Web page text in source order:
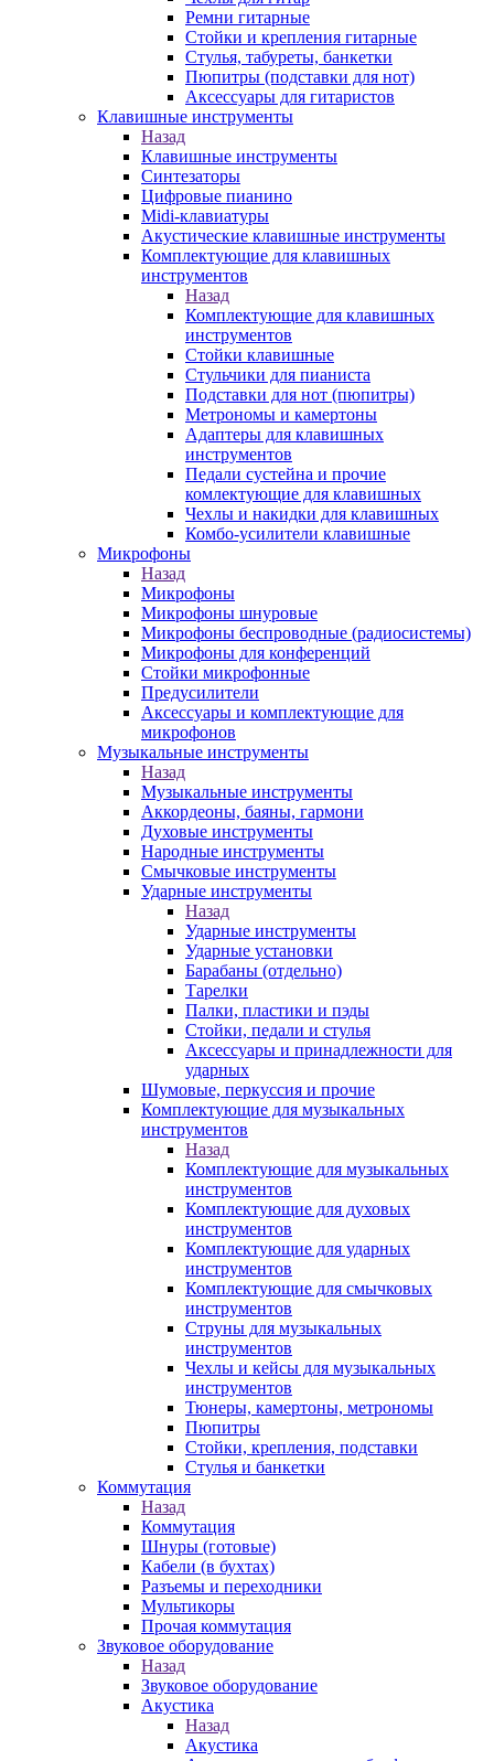
Ремни гитарные
Стойки и крепления гитарные
Стулья, табуреты, банкетки
Пюпитры (подставки для нот)
Аксессуары для гитаристов
Клавишные инструменты
Назад
Клавишные инструменты
Синтезаторы
Цифровые пианино
Midi-клавиатуры
Акустические клавишные инструменты
Комплектующие для клавишных
инструментов
Назад
Комплектующие для клавишных
инструментов
Стойки клавишные
Стульчики для пианиста
Подставки для нот (пюпитры)
Метрономы и камертоны
Адаптеры для клавишных
инструментов
Педали сустейна и прочие
комлектующие для клавишных
Чехлы и накидки для клавишных
Комбо-усилители клавишные
Микрофоны
Назад
Микрофоны
Микрофоны шнуровые
Микрофоны беспроводные (радиосистемы)
Микрофоны для конференций
Стойки микрофонные
Предусилители
Аксессуары и комплектующие для
микрофонов
Музыкальные инструменты
Назад
Музыкальные инструменты
Аккордеоны, баяны, гармони
Духовые инструменты
Народные инструменты
Смычковые инструменты
Ударные инструменты
Назад
Ударные инструменты
Ударные установки
Барабаны (отдельно)
Тарелки
Палки, пластики и пэды
Стойки, педали и стулья
Аксессуары и принадлежности для
ударных
Шумовые, перкуссия и прочие
Комплектующие для музыкальных
инструментов
Назад
Комплектующие для музыкальных
инструментов
Комплектующие для духовых
инструментов
Комплектующие для ударных
инструментов
Комплектующие для смычковых
инструментов
Струны для музыкальных
инструментов
Чехлы и кейсы для музыкальных
инструментов
Тюнеры, камертоны, метрономы
Пюпитры
Стойки, крепления, подставки
Стулья и банкетки
Коммутация
Назад
Коммутация
Шнуры (готовые)
Кабели (в бухтах)
Разъемы и переходники
Мультикоры
Прочая коммутация
Звуковое оборудование
Назад
Звуковое оборудование
Акустика
Назад
Акустика